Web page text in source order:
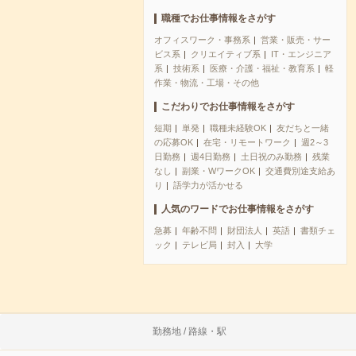
職種でお仕事情報をさがす
オフィスワーク・事務系
営業・販売・サー
ビス系
クリエイティブ系
IT・エンジニア
系
技術系 医療・介護・福祉・教育系
軽
作業・物流・工場・その他
こだわりでお仕事情報をさがす
短期 単発 職種未経験OK
友だちと一緒
の応募OK
在宅・リモートワーク
週2～3
日勤務
週4日勤務 土日祝のみ勤務
残業
なし
副業・WワークOK
交通費別途支給あ
り
語学力が活かせる
人気のワードでお仕事情報をさがす
急募 年齢不問 財団法人 英語
書類チェ
ック
テレビ局 封入 大学
勤務地 / 路線・駅